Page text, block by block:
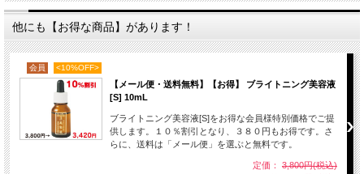
他にも【お得な商品】があります！
会員 <10%OFF>
【メール便・送料無料】【お得】 ブライトニング美容液
[S] 10mL
ブライトニング美容液[S]をお得な会員様特別価格でご提
供します。１０％割引となり、３８０円もお得です。さ
らに、送料は「メール便」を選ぶと無料です。
定価： 3,800円(税込)